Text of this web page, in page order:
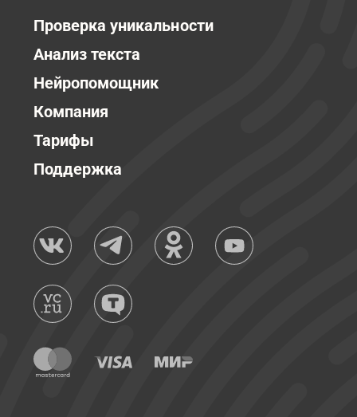
Проверка уникальности
Анализ текста
Нейропомощник
Компания
Тарифы
Поддержка